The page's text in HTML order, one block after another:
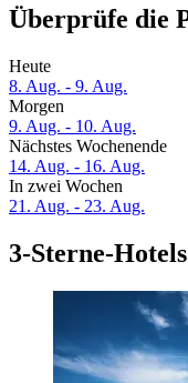
Überprüfe die
Heute
8. Aug. - 9. Aug.
Morgen
9. Aug. - 10. Aug.
Nächstes Wochenende
14. Aug. - 16. Aug.
In zwei Wochen
21. Aug. - 23. Aug.
3-Sterne-